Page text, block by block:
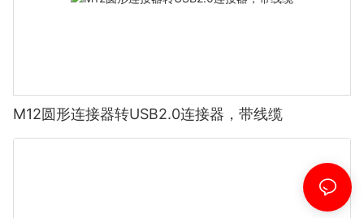
M12圆形连接器转USB2.0连接器，带线缆